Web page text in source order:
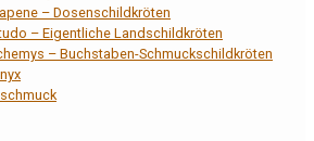
– Dosenschildkröten
– Eigentliche Landschildkröten
– Buchstaben-Schmuckschildkröten